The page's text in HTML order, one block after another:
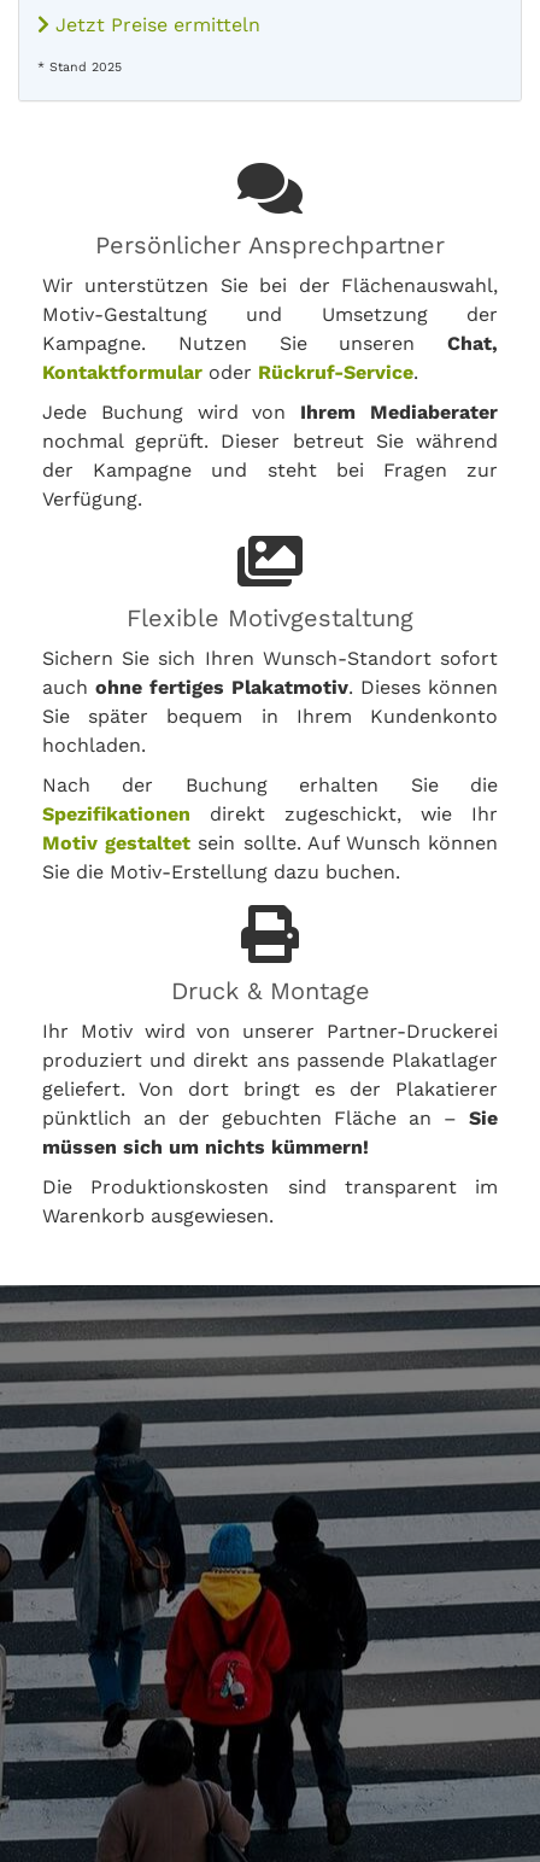
Jetzt Preise ermitteln
* Stand 2025
Persönlicher Ansprechpartner
Wir unterstützen Sie bei der Flächenauswahl,
Motiv-Gestaltung und Umsetzung der
Kampagne. Nutzen Sie unseren Chat,
Kontaktformular oder Rückruf-Service.
Jede Buchung wird von Ihrem Mediaberater
nochmal geprüft. Dieser betreut Sie während
der Kampagne und steht bei Fragen zur
Verfügung.
Flexible Motivgestaltung
Sichern Sie sich Ihren Wunsch-Standort sofort
auch ohne fertiges Plakatmotiv. Dieses können
Sie später bequem in Ihrem Kundenkonto
hochladen.
Nach der Buchung erhalten Sie die
Spezifikationen direkt zugeschickt, wie Ihr
Motiv gestaltet sein sollte. Auf Wunsch können
Sie die Motiv-Erstellung dazu buchen.
Druck & Montage
Ihr Motiv wird von unserer Partner-Druckerei
produziert und direkt ans passende Plakatlager
geliefert. Von dort bringt es der Plakatierer
pünktlich an der gebuchten Fläche an – Sie
müssen sich um nichts kümmern!
Die Produktionskosten sind transparent im
Warenkorb ausgewiesen.